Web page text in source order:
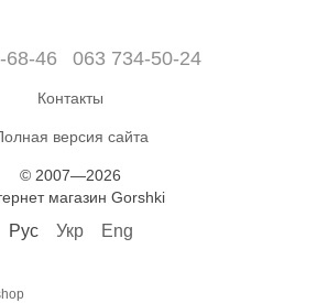
68-46 063 734-50-24
Контакты
версия сайта
© 2007—2026
магазин Gorshki
Рус Укр Eng